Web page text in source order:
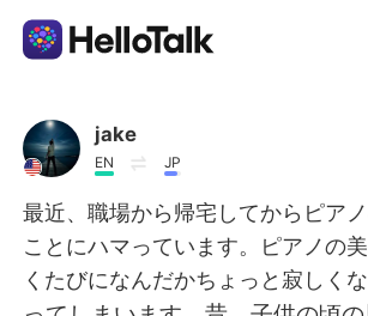
Sprachaustausch-App
AI Grammar Checker
Deutsch
jake
EN JP
最近、職場から帰宅してからピア
ことにハマっています。ピアノの
くたびになんだかちょっと寂しくな